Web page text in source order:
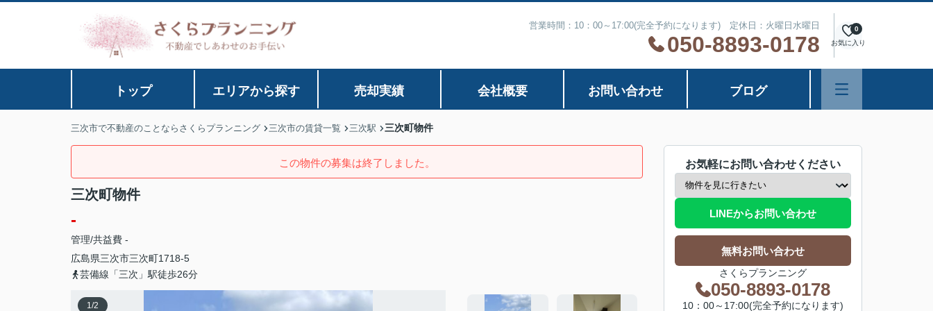
営業時間：10：00～17:00(完全予約になります) 定休日：火曜日水曜日
050-8893-0178 お気に入り
0
トップ エリアから探す 売却実績 会社概要 お問い合わせ ブログ
三次市で不動産のことならさくらプランニング 三次市の賃貸一覧 三次駅 三次町物件
この物件の募集は終了しました。
三次町物件
-
管理/共益費 -
広島県三次市三次町1718-5
芸備線「三次」駅徒歩26分
1/2
お気軽にお問い合わせください
LINEからお問い合わせ
無料お問い合わせ
さくらプランニング
050-8893-0178
10：00～17:00(完全予約になります)